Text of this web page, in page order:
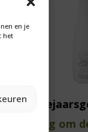
en je
het
Vraag om